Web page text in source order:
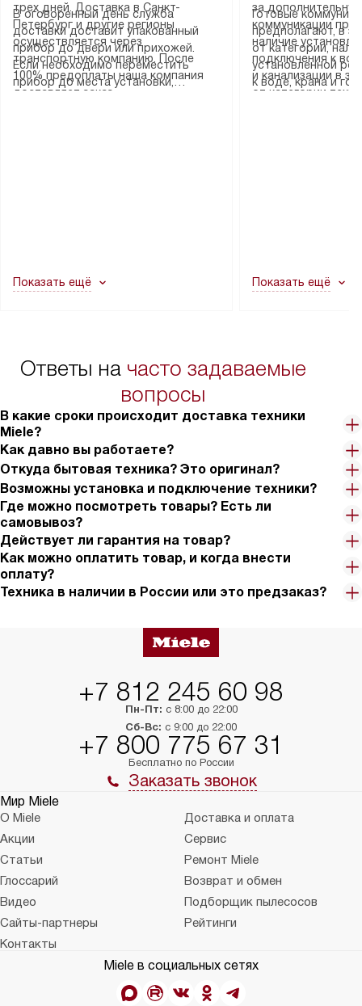
трех дней. Доставка в Санкт-
Петербург и другие регионы
осуществляется через
транспортную компанию. После
100% предоплаты наша компания
доставляет заказ
В оговоренный день служба
доставки доставит упакованный
прибор до двери или прихожей.
Если необходимо переместить
прибор до места установки,
в гарантийном ремонте в будущем.
Показать ещё
за
коммуникации
наличие
подключения к
и канализации в
от категории
Готовые
предполагают, в
от категории,
установленной
к воде, крана и
не включаются:
в условиях
Показать ещё
Ответы на часто задаваемые
вопросы
В какие сроки происходит доставка техники
Miele?
Как давно вы работаете?
Откуда бытовая техника? Это оригинал?
Возможны установка и подключение техники?
Где можно посмотреть товары? Есть ли
самовывоз?
Действует ли гарантия на товар?
Как можно оплатить товар, и когда внести
оплату?
Техника в наличии в России или это предзаказ?
+7 812 245 60 98
Пн-Пт: с 8:00 до 22:00
Сб-Вс: с 9:00 до 22:00
+7 800 775 67 31
Бесплатно по России
Заказать звонок
Мир Miele
О Miele
Доставка и оплата
Акции
Сервис
Статьи
Ремонт Miele
Глоссарий
Возврат и обмен
Видео
Подборщик пылесосов
Сайты-партнеры
Рейтинги
Контакты
Miele в социальных сетях